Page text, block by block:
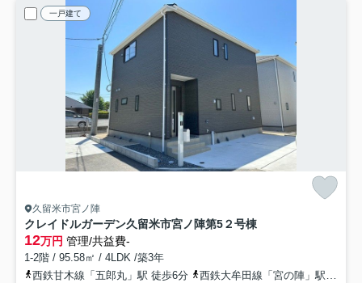
一戸建て
久留米市宮ノ陣
クレイドルガーデン久留米市宮ノ陣第5２号棟
12万円 管理/共益費-
1-2階 / 95.58㎡ / 4LDK /築3年
西鉄甘木線「五郎丸」駅 徒歩6分
西鉄大牟田線「宮の陣」駅 徒歩15分